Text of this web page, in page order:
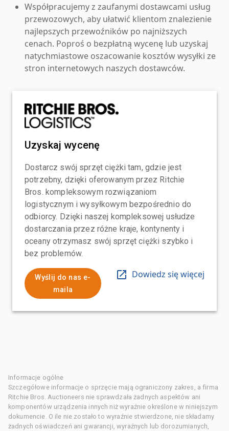
Współpracujemy z zaufanymi dostawcami usług
przewozowych, aby ułatwić klientom znalezienie
najlepszych przewoźników po najniższych
cenach. Poproś o bezpłatną wycenę lub uzyskaj
natychmiastowe oszacowanie kosztów wysyłki ze
stron internetowych naszych dostawców.
Uzyskaj wycenę
Dostarcz swój sprzęt ciężki tam, gdzie jest
potrzebny, dzięki oferowanym przez Ritchie
Bros. kompleksowym rozwiązaniom
logistycznym i wysyłkowym bezpośrednio do
odbiorcy. Dzięki naszej kompleksowej usłudze
dostarczania przez różne kraje, kontynenty i
oceany otrzymasz swój sprzęt ciężki szybko i
bez problemów.
Wyślij do nas e-
maila
Dowiedz się więcej
Informacje ogólne
Szczegółowe informacje o sprzęcie mają ograniczony zakres, a firma
Ritchie Bros. Auctioneers nie sprawdzała żadnych aspektów ani
komponentów urządzenia innych niż wyraźnie określone w niniejszym
dokumencie. O ile nie zostało to wyraźnie stwierdzone, nie składamy
żadnych oświadczeń ani gwarancji, wyraźnych lub dorozumianych,